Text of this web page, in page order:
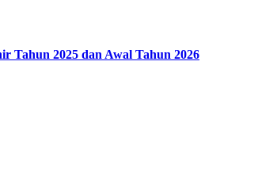
Tahun 2025 dan Awal Tahun 2026